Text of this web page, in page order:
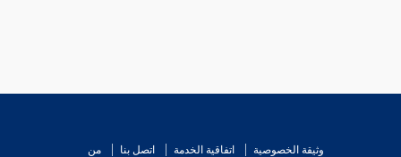
وثيقة الخصوصية اتفاقية الخدمة اتصل بنا
من